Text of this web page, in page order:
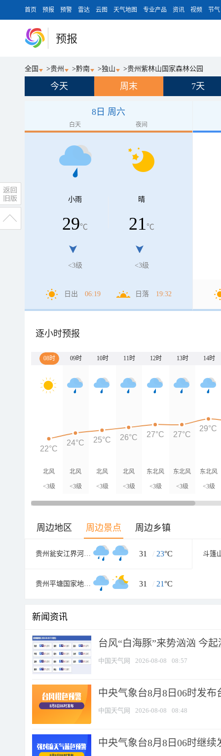
首页 预报 预警 雷达 云图 天气地图 专业产品 资讯 视频 节气
预报
全国 >贵州 >黔南 >独山 >贵州紫林山国家森林公园
今天 周末 7天
8日 周六
白天 夜间
小雨
29℃
<3级
晴
21℃
<3级
日出 06:19 日落 19:32
逐小时预报
08时 09时 10时 11时 12时 13时 14时
北风
<3级
北风
<3级
北风
<3级
北风
<3级
东北风
<3级
东北风
<3级
东北风
<3级
22°C
24°C 25°C 26°C 27°C 27°C
29°C
周边地区 周边景点 周边乡镇
贵州瓮安江界河大桥 31 / 23°C 斗篷
贵州平塘国家地质公园 31 / 21°C
新闻资讯
台风“白海豚”来势汹汹 今
中国天气网 2026-08-08 08:57
中央气象台8月8日06时发布
中国天气网 2026-08-08 08:48
中央气象台8月8日06时继